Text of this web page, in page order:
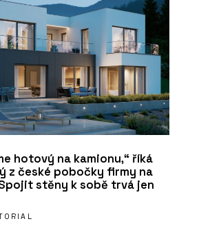
hotový na kamionu,“ říká
z české pobočky firmy na
stěny k sobě trvá jen